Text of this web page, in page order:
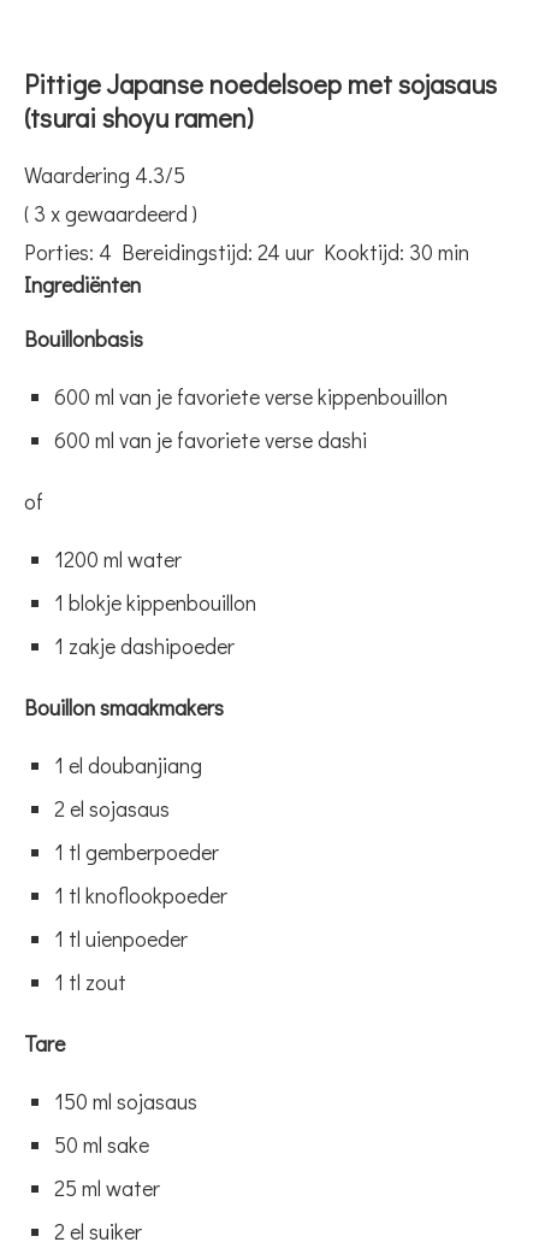
Pittige Japanse noedelsoep met sojasaus
(tsurai shoyu ramen)
Waardering 4.3/5
( 3 x gewaardeerd )
Porties: 4 Bereidingstijd: 24 uur Kooktijd: 30 min
Ingrediënten
Bouillonbasis
600 ml van je favoriete verse kippenbouillon
600 ml van je favoriete verse dashi
of
1200 ml water
1 blokje kippenbouillon
1 zakje dashipoeder
Bouillon smaakmakers
1 el doubanjiang
2 el sojasaus
1 tl gemberpoeder
1 tl knoflookpoeder
1 tl uienpoeder
1 tl zout
Tare
150 ml sojasaus
50 ml sake
25 ml water
2 el suiker